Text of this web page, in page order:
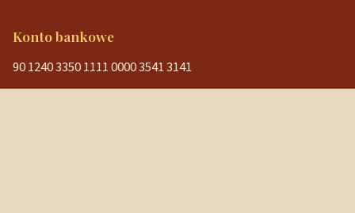
Konto bankowe
90 1240 3350 1111 0000 3541 3141